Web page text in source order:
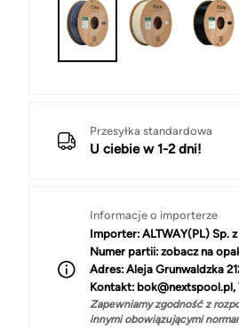
Przesyłka standardowa
U ciebie w 1-2 dni!
Informacje o importerze
Importer: ALTWAY(PL) Sp.
Numer partii: zobacz na
Adres: Aleja Grunwaldzka
Kontakt: bok@nextspool.pl,
Zapewniamy zgodność z
innymi obowiązującymi